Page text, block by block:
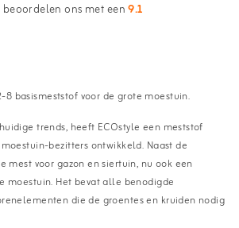
ons met een9.1
8 basismeststof voor de grote moestuin.
trends, heeft ECOstyle een meststof
bezitters ontwikkeld. Naast de
mest voor gazon en siertuin, nu ook een
moestuin. Het bevat alle benodigde
die de groentes en kruiden nodig